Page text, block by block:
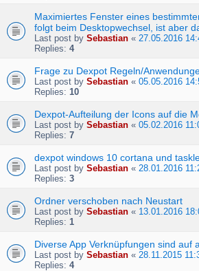
Maximiertes Fenster eines
folgt beim Desktopwechsel, ist aber
Last post by Sebastian « 27.05.2016
Replies: 4
Frage zu Dexpot Regeln/
Last post by Sebastian « 05.05.2016
Replies: 10
Dexpot-Aufteilung der Icons auf die
Last post by Sebastian « 05.02.2016
Replies: 7
dexpot windows 10 cortana und
Last post by Sebastian « 28.01.2016
Replies: 3
Ordner verschoben nach Neustart
Last post by Sebastian « 13.01.2016
Replies: 1
Diverse App Verknüpfungen sind auf
Last post by Sebastian « 28.11.2015
Replies: 4